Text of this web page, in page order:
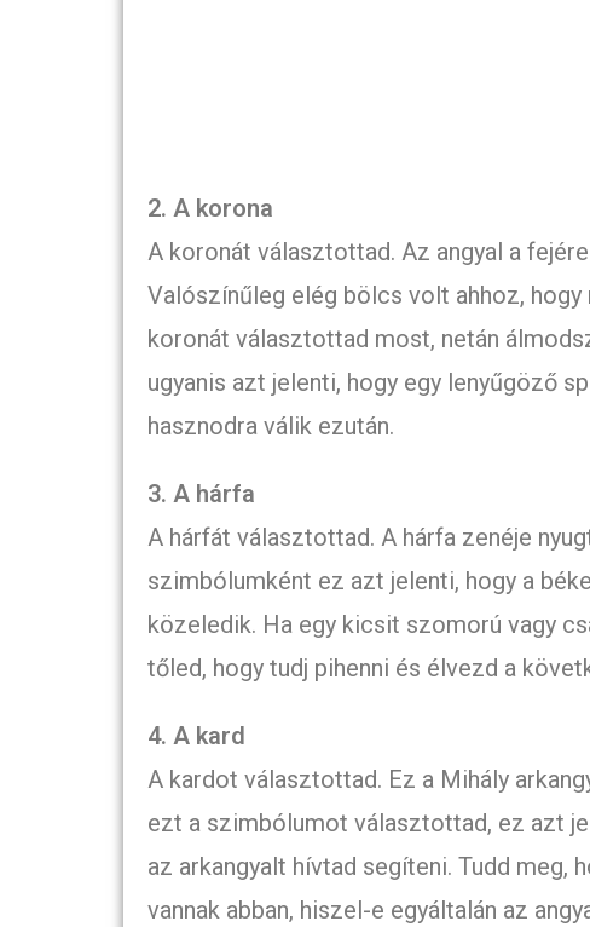
2. A korona
A koronát választottad. Az angyal a
Valószínűleg elég bölcs volt ahhoz,
koronát választottad most, netán
ugyanis azt jelenti, hogy egy lenyűgöző
hasznodra válik ezután.
3. A hárfa
A hárfát választottad. A hárfa zenéje
szimbólumként ez azt jelenti, hogy a
közeledik. Ha egy kicsit szomorú vagy
tőled, hogy tudj pihenni és élvezd a
4. A kard
A kardot választottad. Ez a Mihály
ezt a szimbólumot választottad, ez azt
az arkangyalt hívtad segíteni. Tudd meg,
vannak abban, hiszel-e egyáltalán az